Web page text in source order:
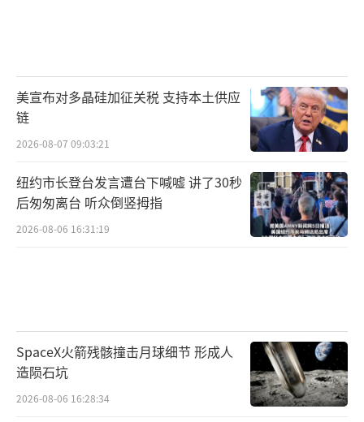
大问题时，被认为与存亡危机事态有关也不奇
怪，日美两国应该一起防卫台湾；9月8日，极
端反华分子、自民党外交部会部长佐藤正久表
示：台湾有事就是日本有事，中国正在加强对
台湾的压力，日美台还应该与欧洲共同构建防
卫平台。
台关系定义为国家间关系，应该准备好资料，
在时机到来时出台《台湾关系法》，以及制定
应对“台湾有事”的《日美防卫合作指针》，
美宣布对多晶硅加征关税 支持本土供应
链
2026-08-07 09:03:21
纽约市长登台发言遭台下喊嘘 讲了30秒
后匆匆离台 听众倒竖拇指
2026-08-06 16:31:19
SpaceX火箭残骸撞击月球细节 形成人
造陨石坑
2026-08-06 16:28:34